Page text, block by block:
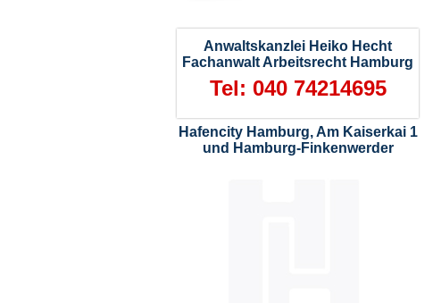
Anwaltskanzlei Heiko Hecht
Fachanwalt Arbeitsrecht Hamburg
Tel: 040 74214695
Hafencity Hamburg, Am Kaiserkai 1
und Hamburg-Finkenwerder